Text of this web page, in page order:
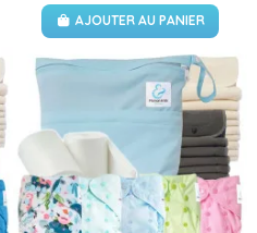
AJOUTER AU PANIER